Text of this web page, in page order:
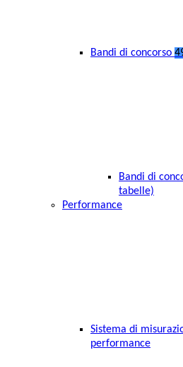
Bandi di concorso
Bandi di
tabelle)
Performance
Sistema di
performance